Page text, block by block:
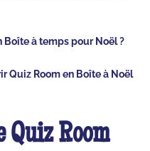
Boîte à temps pour Noël ?
Quiz Room en Boîte à Noël
Quiz Room